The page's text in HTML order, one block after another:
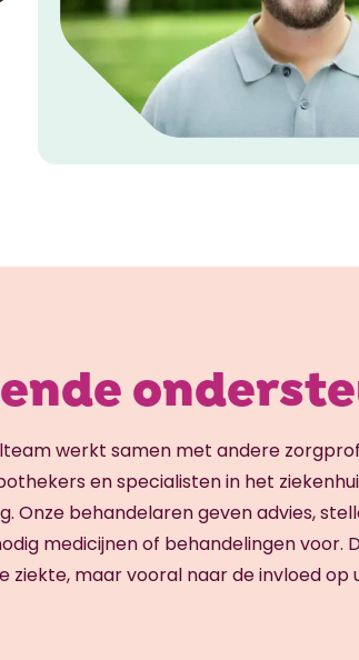
werkt samen met andere
en specialisten in het
Onze behandelaren geven advies,
medicijnen of behandelingen voor.
ziekte, maar vooral naar de invloed op